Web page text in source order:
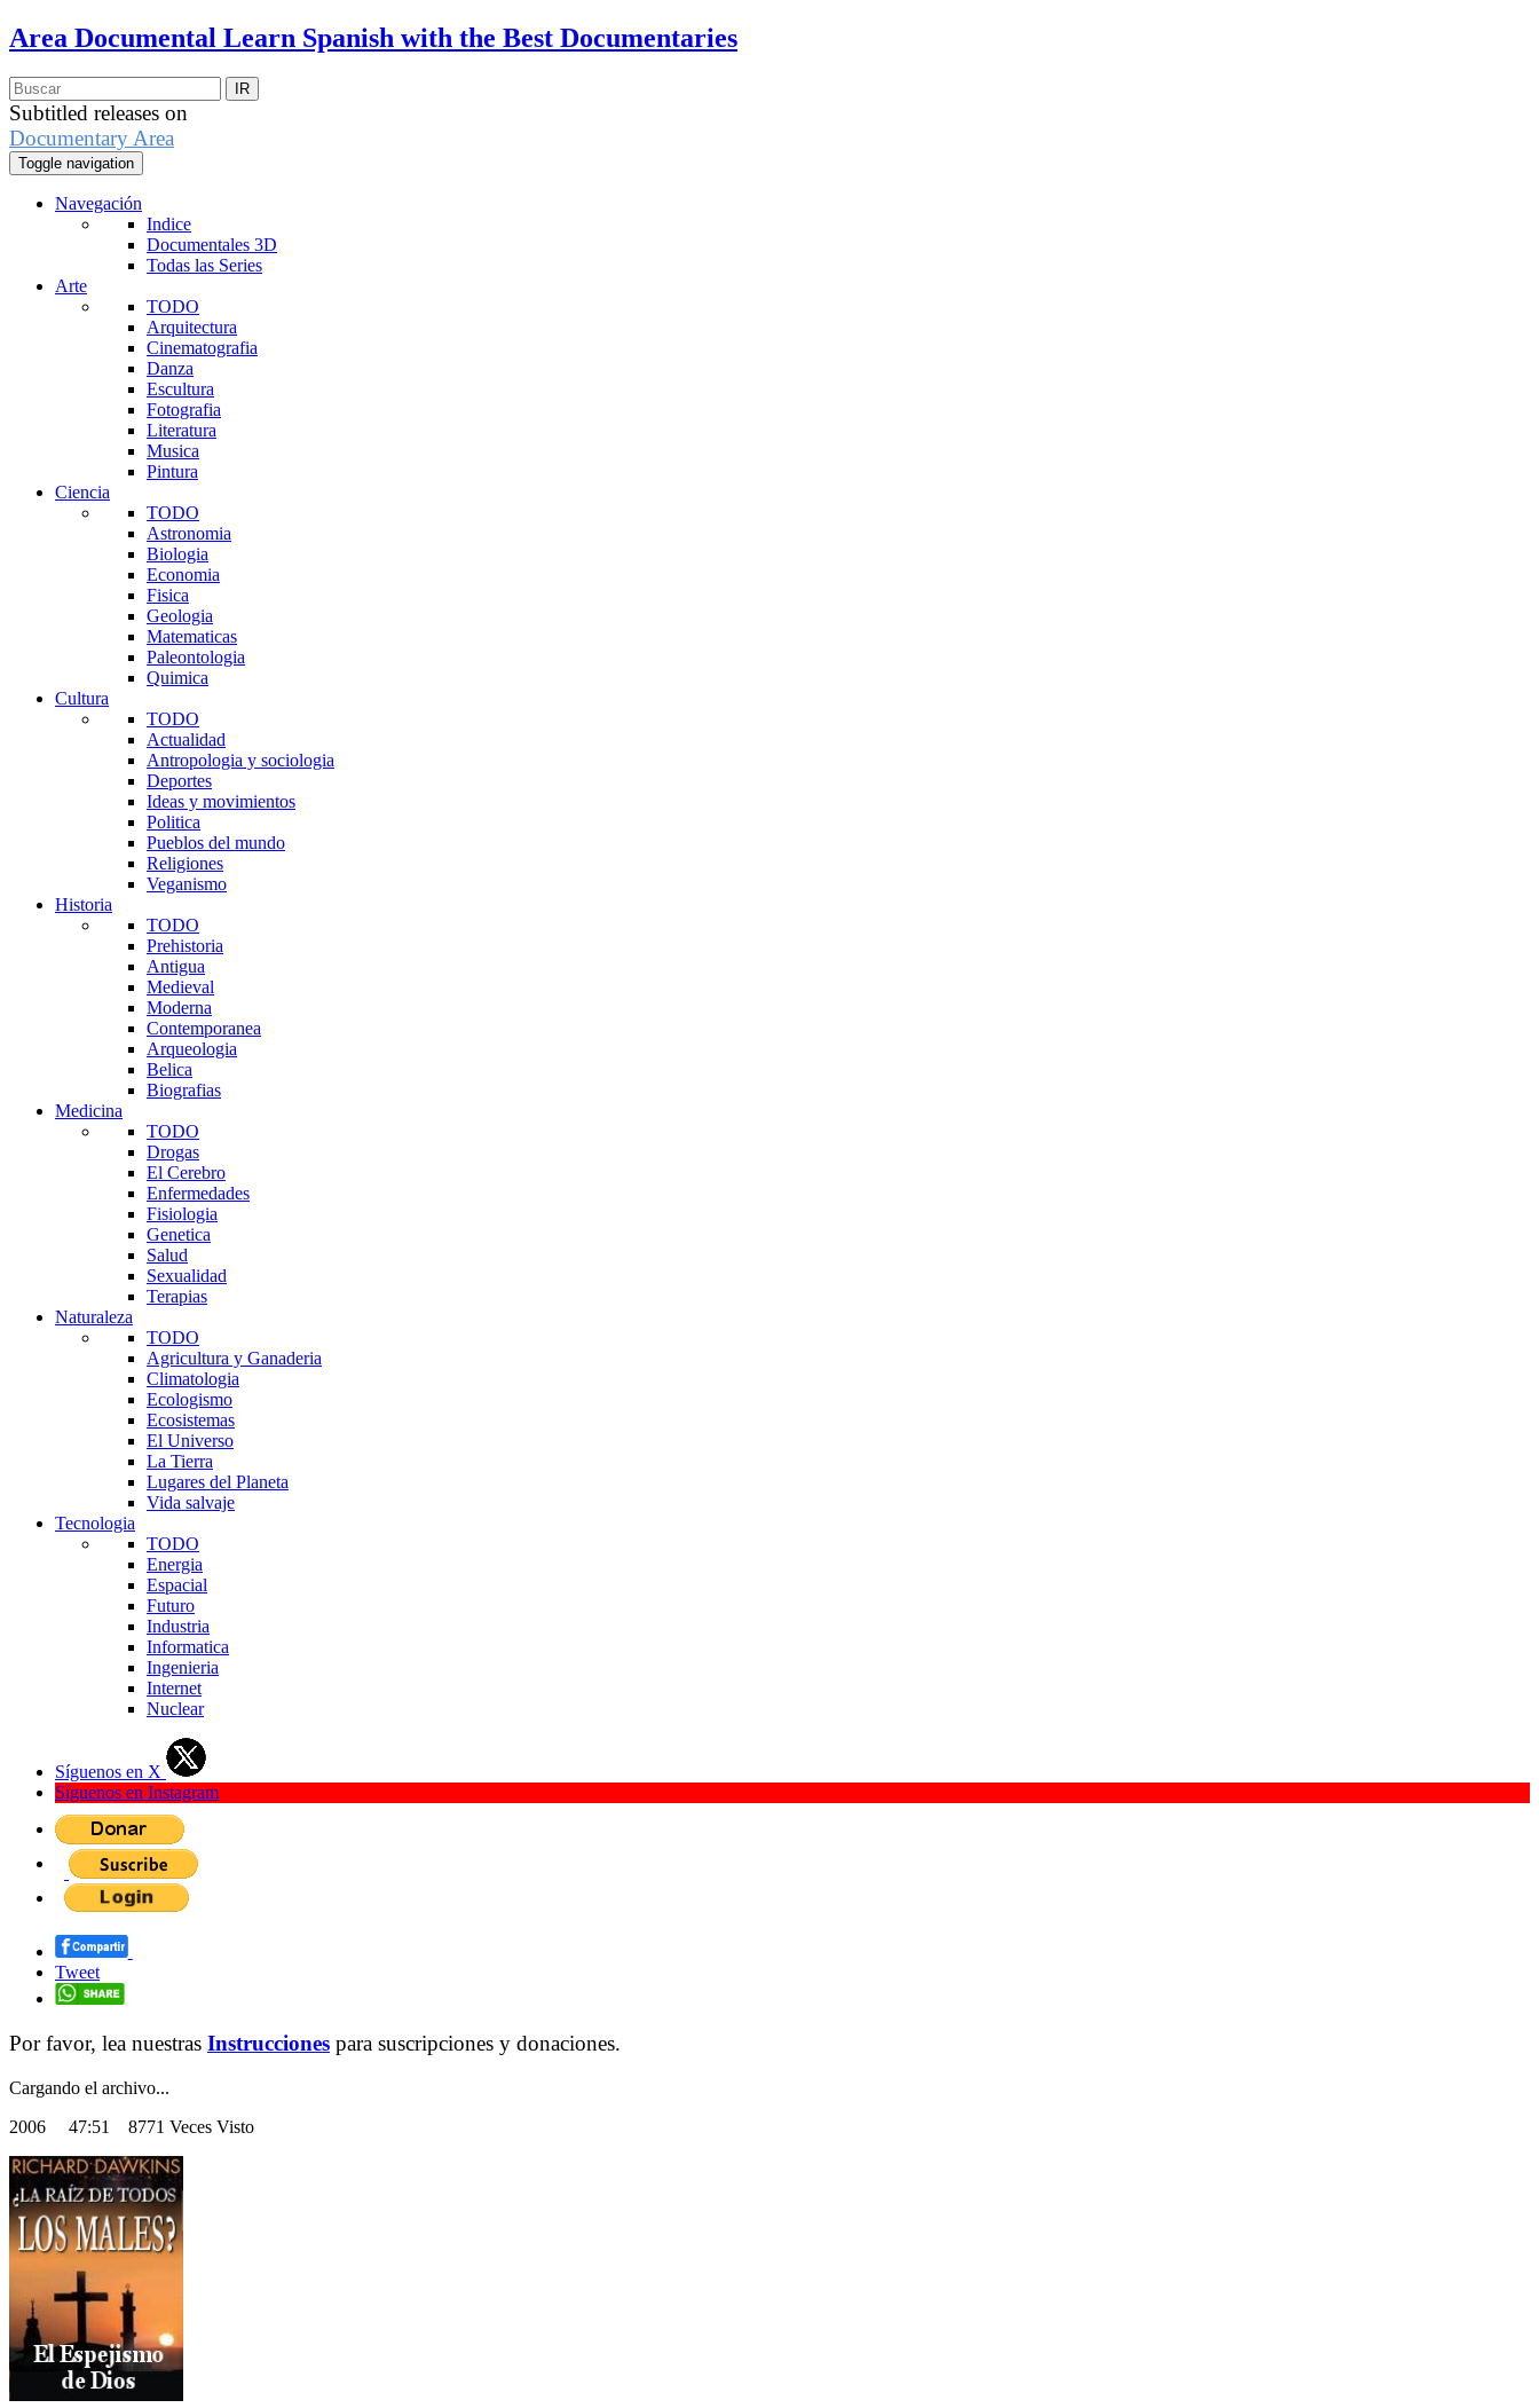
Area Documental Learn Spanish with the Best Documentaries
Subtitled releases on
Documentary Area
Toggle navigation
Navegación
Indice
Documentales 3D
Todas las Series
Arte
TODO
Arquitectura
Cinematografia
Danza
Escultura
Fotografia
Literatura
Musica
Pintura
Ciencia
TODO
Astronomia
Biologia
Economia
Fisica
Geologia
Matematicas
Paleontologia
Quimica
Cultura
TODO
Actualidad
Antropologia y sociologia
Deportes
Ideas y movimientos
Politica
Pueblos del mundo
Religiones
Veganismo
Historia
TODO
Prehistoria
Antigua
Medieval
Moderna
Contemporanea
Arqueologia
Belica
Biografias
Medicina
TODO
Drogas
El Cerebro
Enfermedades
Fisiologia
Genetica
Salud
Sexualidad
Terapias
Naturaleza
TODO
Agricultura y Ganaderia
Climatologia
Ecologismo
Ecosistemas
El Universo
La Tierra
Lugares del Planeta
Vida salvaje
Tecnologia
TODO
Energia
Espacial
Futuro
Industria
Informatica
Ingenieria
Internet
Nuclear
Síguenos en X
Síguenos en Instagram
Tweet
Por favor, lea nuestras Instrucciones para suscripciones y donaciones.
Cargando el archivo...
2006 47:51 8771 Veces Visto